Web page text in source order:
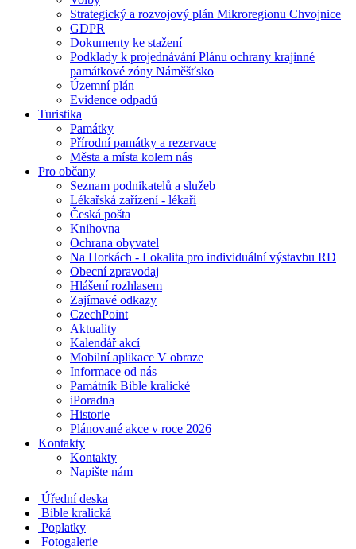
Strategický a rozvojový plán Mikroregionu Chvojnice
GDPR
Dokumenty ke stažení
Podklady k projednávání Plánu ochrany krajinné
památkové zóny Náměšťsko
Územní plán
Evidence odpadů
Turistika
Památky
Přírodní památky a rezervace
Města a místa kolem nás
Pro občany
Seznam podnikatelů a služeb
Lékařská zařízení - lékaři
Česká pošta
Knihovna
Ochrana obyvatel
Na Horkách - Lokalita pro individuální výstavbu RD
Obecní zpravodaj
Hlášení rozhlasem
Zajímavé odkazy
CzechPoint
Aktuality
Kalendář akcí
Mobilní aplikace V obraze
Informace od nás
Památník Bible kralické
iPoradna
Historie
Plánované akce v roce 2026
Kontakty
Kontakty
Napište nám
Úřední deska
Bible kralická
Poplatky
Fotogalerie